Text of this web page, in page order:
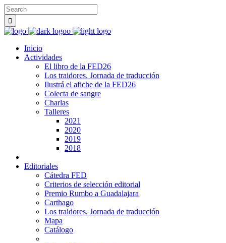
Inicio
Actividades
El libro de la FED26
Los traidores. Jornada de traducción
Ilustrá el afiche de la FED26
Colecta de sangre
Charlas
Talleres
2021
2020
2019
2018
Editoriales
Cátedra FED
Criterios de selección editorial
Premio Rumbo a Guadalajara
Carthago
Los traidores. Jornada de traducción
Mapa
Catálogo